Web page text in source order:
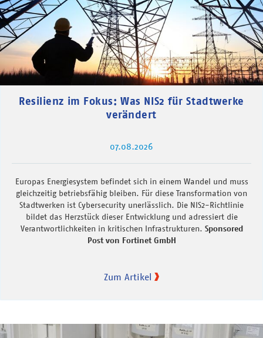
Resilienz im Fokus: Was NIS2 für Stadtwerke
verändert
07.08.2026
Europas Energiesystem befindet sich in einem Wandel und muss
gleichzeitig betriebsfähig bleiben. Für diese Transformation von
Stadtwerken ist Cybersecurity unerlässlich. Die NIS2-Richtlinie
bildet das Herzstück dieser Entwicklung und adressiert die
Verantwortlichkeiten in kritischen Infrastrukturen. Sponsored
Post von Fortinet GmbH
Zum Artikel